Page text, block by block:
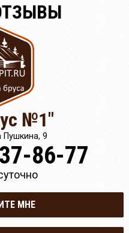
№1"
Пушкина, 9
86-77
МНЕ